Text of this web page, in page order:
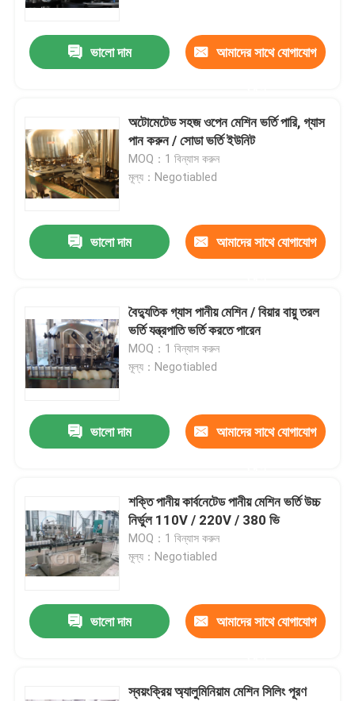
বাড়ি
ভালো দাম আমাদের সাথে যোগাযোগ
অটোমেটেড সহজ ওপেন মেশিন ভর্তি পারি, গ্যাস
পান করুন / সোডা ভর্তি ইউনিট
MOQ：1 বিন্যাস করুন
মূল্য：Negotiabled
ভালো দাম আমাদের সাথে যোগাযোগ
বৈদ্যুতিক গ্যাস পানীয় মেশিন / বিয়ার বায়ু তরল
ভর্তি যন্ত্রপাতি ভর্তি করতে পারেন
MOQ：1 বিন্যাস করুন
মূল্য：Negotiabled
ভালো দাম আমাদের সাথে যোগাযোগ
শক্তি পানীয় কার্বনেটেড পানীয় মেশিন ভর্তি উচ্চ
নির্ভুল 110V / 220V / 380 ভি
MOQ：1 বিন্যাস করুন
মূল্য：Negotiabled
ভালো দাম আমাদের সাথে যোগাযোগ
স্বয়ংক্রিয় অ্যালুমিনিয়াম মেশিন সিলিং পূরণ